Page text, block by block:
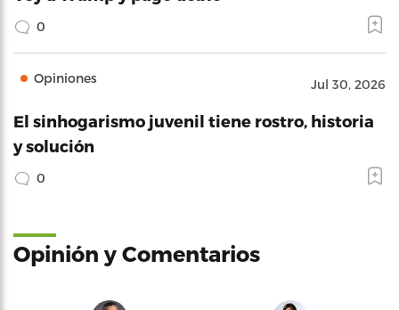
0
Opiniones Jul 30, 2026
El sinhogarismo juvenil tiene rostro, historia
y solución
0
Opinión y Comentarios